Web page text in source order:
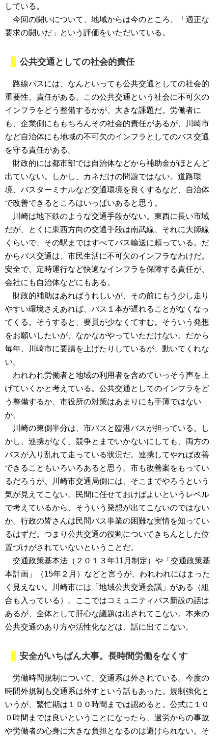
している。
今回の闘いについて、地域からは今のところ、「適正な
要求の闘いだ」という評価をいただいている。
公共交通としての社会的責任
路線バスには、なんといっても公共交通としての社会的
重要性、責任がある。この公共交通という社会に不可欠の
インフラをどう整備するかが、大きな課題だ。労働者に
も、企業側にももちろんその社会的責任があるが、川崎市
など自治体にも地域の不可欠のインフラとしてのバス交通
を守る責任がある。
財政的には都市部では自治体などから補助金がほとんど
出ていない。しかし、カネだけの問題ではない。道路環
境、バスターミナルなど交通環境を良くするなど、自治体
で改善できるところはいっぱいあると思う。
川崎は地下鉄のような交通手段がない。東西に長い市域
だが、とくに東西方向の交通手段は南武線、それに大師線
くらいで、その駅まではすべてバス輸送に頼っている。だ
からバス交通は、市民生活に不可欠のインフラなわけだ。
安全で、定時運行など快適なインフラを保障する責任が、
会社にも自治体などにもある。
財政的補助はあればうれしいが、その前にもう少し走り
やすい環境さえあれば、バス１本が遅れることがなくなっ
てくる。そうすると、要員が少なくてすむ。そういう発想
をお願いしたいが、なかなかやっていただけない。だから
毎年、川崎市に要請を上げたりしているが、動いてくれな
い。
われわれ労働者と地域の利用者を含めていっそう声を上
げていくかと考えている。公共交通としてのインフラをど
う整備するか、市役所の対策はあまりにも手薄ではない
か。
川崎の東側半分は、市バスと臨港バスが担っている。し
かし、連携がなく、競争とまでいかないにしても、両方の
バスが入り乱れて走っている状況だ。連携してやれば改善
できることもいろいろあると思う。市も改善案をもってい
るだろうが、川崎市交通局側には、そこまでやろうという
気が見えてこない。民間に任せておけばよいというレベル
で考えているから、そういう発想が出てこないのではない
か。行政の皆さんは民間バス事業の困難な実情を知ってい
るはずだ。つまり公共交通の役割についてきちんとした位
置づけがされていないということだ。
交通政策基本法（２０１３年11月制定）や「交通政策基
本計画」（15年２月）などと言うが、われわれにはまった
く見えない。川崎市には「地域公共交通会議」がある（組
合も入っている）。ここではコミュニティバス新設の話は
あるが、全体として肝心な議題は出されてこない。本来の
公共交通のあり方や活性化などは、話に出てこない。
安全がいちばん大事。長時間労働をなくす
労働時間規制について、交通系は外されている。今度の
時間外規制も交通系は外すという話もあった。規制強化と
いうが、繁忙期は１００時間までは認めると。公式に１０
０時間までは良いということになったら、過労からの事故
や労働者の心身に大きな負担となるのは避けられない。そ